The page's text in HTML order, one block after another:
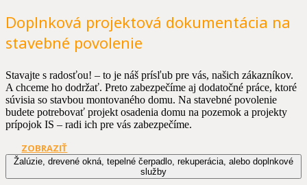
Doplnková projektová dokumentácia na
stavebné povolenie
Stavajte s radosťou! – to je náš prísľub pre vás, našich zákazníkov.
A chceme ho dodržať. Preto zabezpečíme aj dodatočné práce, ktoré
súvisia so stavbou montovaného domu. Na stavebné povolenie
budete potrebovať projekt osadenia domu na pozemok a projekty
prípojok IS – radi ich pre vás zabezpečíme.
ZOBRAZIŤ
Žalúzie, drevené okná, tepelné čerpadlo, rekuperácia, alebo doplnkové
služby